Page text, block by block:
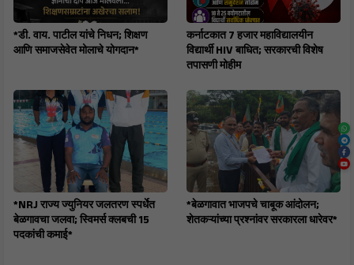
*डी. वाय. पाटील यांचे निधन; शिक्षण
आणि समाजसेवेत मोलाचे योगदान*
कर्नाटकात 7 हजार महाविद्यालयीन
विद्यार्थी HIV बाधित; सरकारची विशेष
तपासणी मोहीम
*NRJ राज्य ज्युनियर जलतरण स्पर्धेत
बेळगावचा जलवा; स्विमर्स क्लबची 15
पदकांची कमाई*
*बेळगावात भाजपचे चाबूक आंदोलन;
शेतकऱ्यांच्या प्रश्नांवर सरकारला धारेवर*